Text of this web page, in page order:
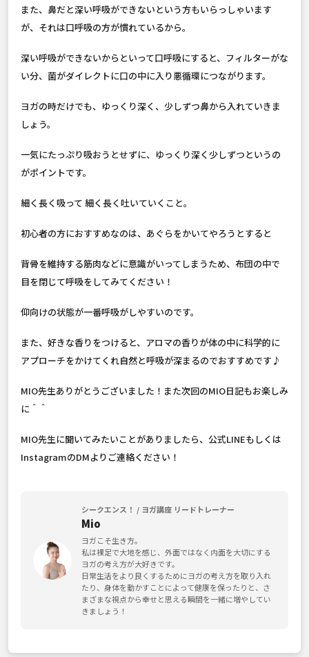
また、鼻だと深い呼吸ができないという方もいらっしゃいます
が、それは口呼吸の方が慣れているから。
深い呼吸ができないからといって口呼吸にすると、フィルターがな
い分、菌がダイレクトに口の中に入り悪循環につながります。
ヨガの時だけでも、ゆっくり深く、少しずつ鼻から入れていきま
しょう。
一気にたっぷり吸おうとせずに、ゆっくり深く少しずつというの
がポイントです。
細く長く吸って 細く長く吐いていくこと。
初心者の方におすすめなのは、あぐらをかいてやろうとすると
背骨を維持する筋肉などに意識がいってしまうため、布団の中で
目を閉じて呼吸をしてみてください！
仰向けの状態が一番呼吸がしやすいのです。
また、好きな香りをつけると、アロマの香りが体の中に科学的に
アプローチをかけてくれ自然と呼吸が深まるのでおすすめです♪
MIO先生ありがとうございました！また次回のMIO日記もお楽しみ
に＾＾
MIO先生に聞いてみたいことがありましたら、公式LINEもしくは
InstagramのDMよりご連絡ください！
シークエンス！ / ヨガ講座 リードトレーナー
Mio
ヨガこそ生き方。
私は裸足で大地を感じ、外面ではなく内面を大切にする
ヨガの考え方が大好きです。
日常生活をより良くするためにヨガの考え方を取り入れ
たり、身体を動かすことによって健康を保ったりと、さ
まざまな視点から幸せと思える瞬間を一緒に増やしてい
きましょう！